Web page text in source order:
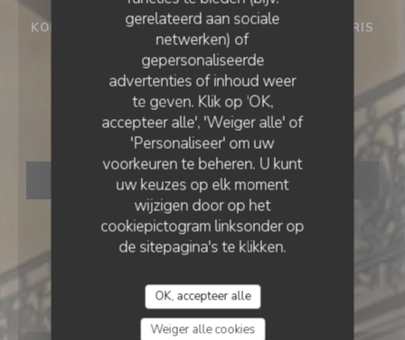
gerelateerd aan sociale
netwerken) of
gepersonaliseerde
advertenties of inhoud weer
te geven. Klik op 'OK,
accepteer alle', 'Weiger alle' of
'Personaliseer' om uw
voorkeuren te beheren. U kunt
uw keuzes op elk moment
wijzigen door op het
cookiepictogram linksonder op
de sitepagina's te klikken.
OK, accepteer alle
Weiger alle cookies
KOFFIESHOP - BAR - RESTAURANT - JAZZ PARIS
Le Grand Comptoir
d'Anvers
RESERVEER EEN TAFEL
LE GRAND COMPTOIR D'ANVERS